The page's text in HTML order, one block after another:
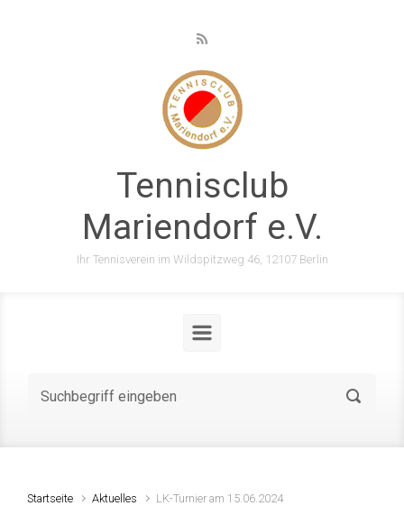
Tennisclub
Mariendorf e.V.
Ihr Tennisverein im Wildspitzweg 46, 12107 Berlin
Startseite Aktuelles LK-Turnier am 15.06.2024